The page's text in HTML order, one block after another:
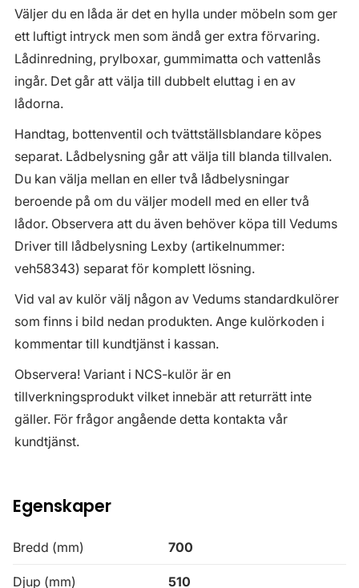
Väljer du en låda är det en hylla under möbeln som ger
ett luftigt intryck men som ändå ger extra förvaring.
Lådinredning, prylboxar, gummimatta och vattenlås
ingår. Det går att välja till dubbelt eluttag i en av
lådorna.
Handtag, bottenventil och tvättställsblandare köpes
separat. Lådbelysning går att välja till blanda tillvalen.
Du kan välja mellan en eller två lådbelysningar
beroende på om du väljer modell med en eller två
lådor. Observera att du även behöver köpa till Vedums
Driver till lådbelysning Lexby (artikelnummer:
veh58343) separat för komplett lösning.
Vid val av kulör välj någon av Vedums standardkulörer
som finns i bild nedan produkten. Ange kulörkoden i
kommentar till kundtjänst i kassan.
Observera! Variant i NCS-kulör är en
tillverkningsprodukt vilket innebär att returrätt inte
gäller. För frågor angående detta kontakta vår
kundtjänst.
Egenskaper
Bredd (mm) 700
Djup (mm) 510